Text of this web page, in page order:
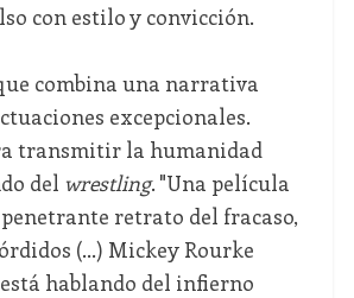
con estilo y convicción.
combina una narrativa
excepcionales.
transmitir la humanidad
del wrestling. "Una película
retrato del fracaso,
(...) Mickey Rourke
hablando del infierno